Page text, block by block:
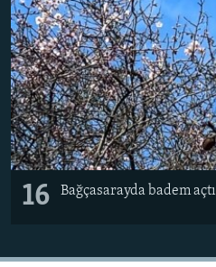
16 Bağçasarayda badem açtı